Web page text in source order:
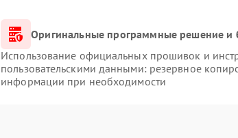
Оригинальные программные решение и
Использование официальных прошивок и
пользовательскими данными: резервное
информации при необходимости